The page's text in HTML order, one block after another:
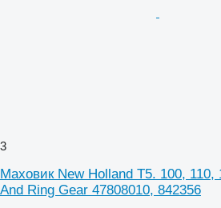
3
Маховик New Holland T5. 100, 110,
And Ring Gear 47808010, 842356